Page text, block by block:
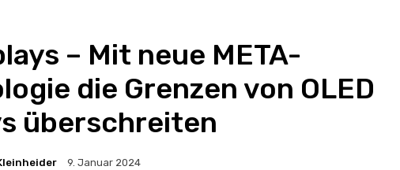
– Mit neue META-
die Grenzen von OLED
überschreiten
9. Januar 2024